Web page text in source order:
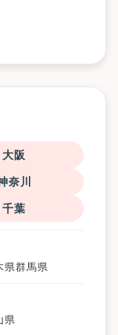
大阪
奈川
千葉
県群馬県
県